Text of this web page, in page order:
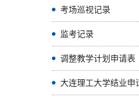
考场巡视记录
监考记录
调整教学计划申请表
大连理工大学结业申